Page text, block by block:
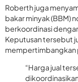
Roberth juga
bakar minyak (BBM)
berkoordinasi
Keputusan tersebut
mempertimbangkan
“Harga jual